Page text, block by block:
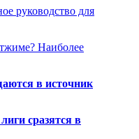
руководство для
Наиболее
в источник
сразятся в